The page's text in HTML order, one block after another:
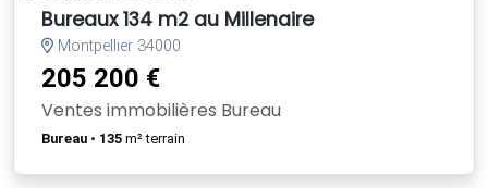
Bureaux 134 m2 au Millenaire
Montpellier 34000
205 200 €
Ventes immobilières Bureau
Bureau • 135 m² terrain